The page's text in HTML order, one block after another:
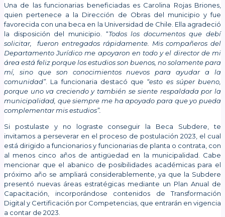
Una de las funcionarias beneficiadas es Carolina Rojas Briones,
quien pertenece a la Dirección de Obras del municipio y fue
favorecida con una beca en la Universidad de Chile. Ella agradeció
la disposición del municipio. “Todos los documentos que debí
solicitar, fueron entregados rápidamente. Mis compañeros del
Departamento Jurídico me apoyaron en todo y el director de mi
área está feliz porque los estudios son buenos, no solamente para
mí, sino que son conocimientos nuevos para ayudar a la
comunidad”. La funcionaria destacó que “esto es súper bueno,
porque uno va creciendo y también se siente respaldada por la
municipalidad, que siempre me ha apoyado para que yo pueda
complementar mis estudios”.
Si postulaste y no lograste conseguir la Beca Subdere, te
invitamos a perseverar en el proceso de postulación 2023, el cual
está dirigido a funcionarios y funcionarias de planta o contrata, con
al menos cinco años de antigüedad en la municipalidad. Cabe
mencionar que el abanico de posibilidades académicas para el
próximo año se ampliará considerablemente, ya que la Subdere
presentó nuevas áreas estratégicas mediante un Plan Anual de
Capacitación, incorporándose contenidos de Transformación
Digital y Certificación por Competencias, que entrarán en vigencia
a contar de 2023.